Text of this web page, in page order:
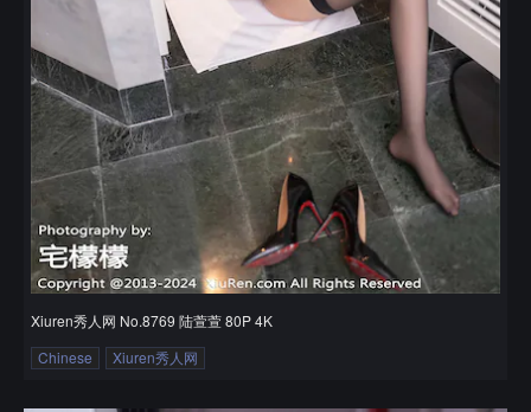
Xiuren秀人网 No.8769 陆萱萱 80P 4K
Chinese
Xiuren秀人网